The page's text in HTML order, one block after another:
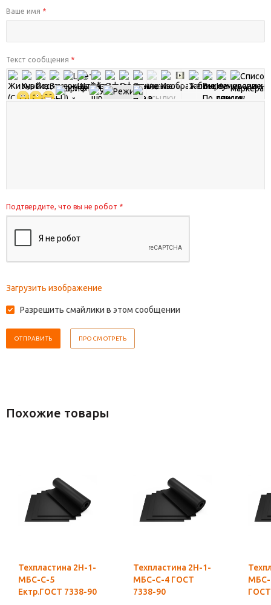
Ваше имя *
Текст сообщения *
Подтвердите, что вы не робот *
Загрузить изображение
Разрешить смайлики в этом сообщении
Похожие товары
Техпластина 2Н-1-
МБС-С-5
Ектр.ГОСТ 7338-90
Техпластина 2Н-1-
МБС-С-4 ГОСТ
7338-90
МБС-
ГОСТ